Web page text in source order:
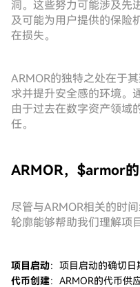
洞。这些努力可能涉及先
及可能为用户提供的保险
在损失。
ARMOR的独特之处在于
求并提升安全感的环境。
由于过去在数字资产领域
任。
ARMOR，$armor
尽管与ARMOR相关的时
轮廓能够帮助我们理解项
项目启动：项目启动的确切日
代币创建：ARMOR的代币供